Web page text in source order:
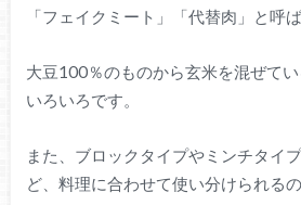
「フェイクミート」「代替肉」と呼
大豆100％のものから玄米を混ぜて
いろいろです。
また、ブロックタイプやミンチタイ
ど、料理に合わせて使い分けられる